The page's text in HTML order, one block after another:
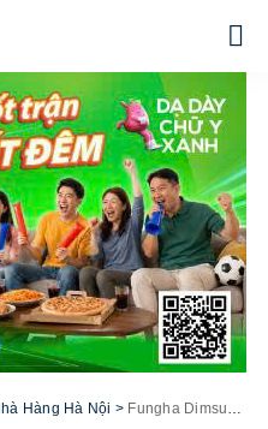
Hàng Hà Nội > Fungha Dimsum – Điểm đến dimsum Vũ Phạm Hàm được nhiều thực khách yêu thích